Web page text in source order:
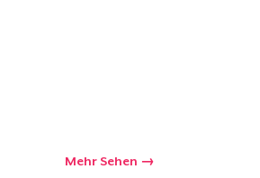
Mehr Sehen